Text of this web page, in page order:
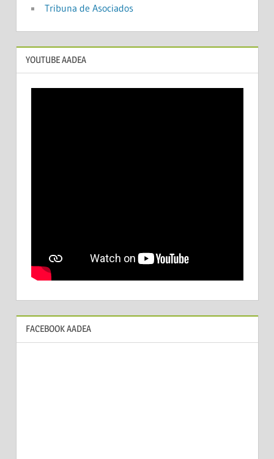
Tribuna de Asociados
YOUTUBE AADEA
FACEBOOK AADEA